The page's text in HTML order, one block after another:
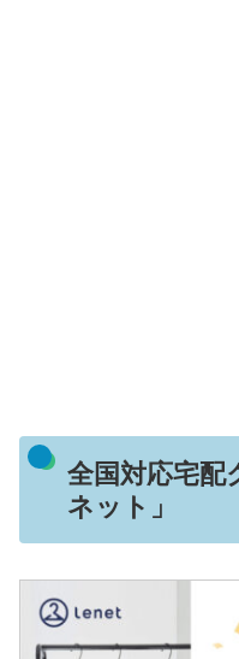
全国対応宅配
ネット」